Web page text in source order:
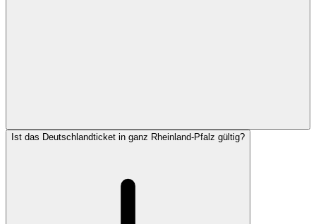
Ist das Deutschlandticket in ganz Rheinland-Pfalz gültig?